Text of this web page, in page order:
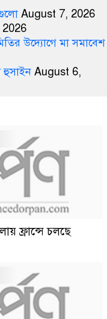
August 7, 2026
উদ্যোগে মা সমাবেশ
হুসাইন August 6,
ফ্রান্সে চলছে